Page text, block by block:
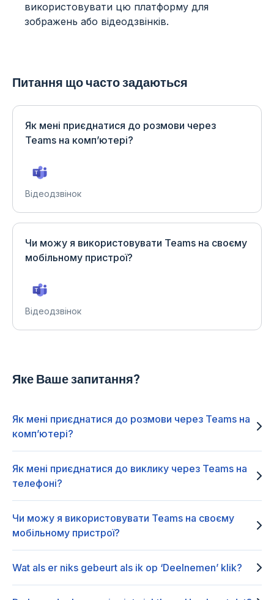
використовувати цю платформу для
зображень або відеодзвінків.
Питання що часто задаються
Як мені приєднатися до розмови через
Teams на комп’ютері?
Відеодзвінок
Чи можу я використовувати Teams на своєму
мобільному пристрої?
Відеодзвінок
Яке Ваше запитання?
Як мені приєднатися до розмови через Teams на
комп’ютері?
Як мені приєднатися до виклику через Teams на
телефоні?
Чи можу я використовувати Teams на своєму
мобільному пристрої?
Wat als er niks gebeurt als ik op ‘Deelnemen’ klik?